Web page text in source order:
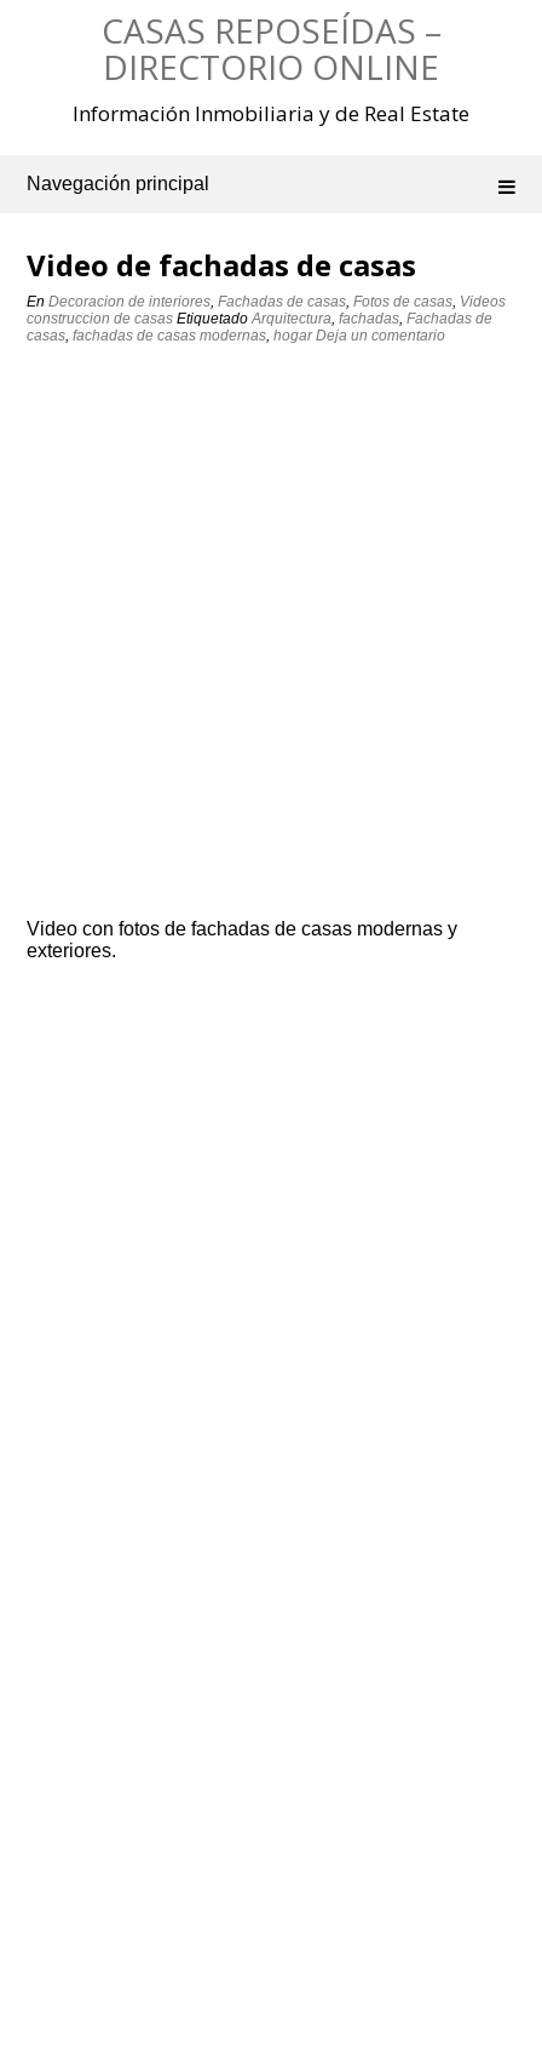
CASAS REPOSEÍDAS –
DIRECTORIO ONLINE
Información Inmobiliaria y de Real Estate
Navegación principal
Video de fachadas de casas
EnDecoracion de interiores,Fachadas de casas,Fotos de casas, Videos
construccion de casas EtiquetadoArquitectura,fachadas,Fachadas de
casas,fachadas de casas modernas,hogar Deja un comentario
Video con fotos de fachadas de casas modernas y
exteriores.